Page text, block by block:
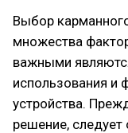
Выбор
множества
важными
использования и
устройства.
решение, следует